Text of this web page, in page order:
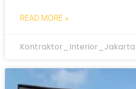
READ MORE »
Kontraktor_Interior_Jakarta